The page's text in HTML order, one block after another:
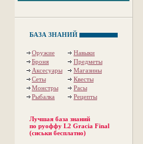
БАЗА ЗНАНИЙ
Оружие
Навыки
Броня
Предметы
Аксесуары
Магазины
Сеты
Квесты
Монстры
Расы
Рыбалка
Рецепты
Лучшая база знаний
по руоффу L2 Gracia Final
(сиськи бесплатно)